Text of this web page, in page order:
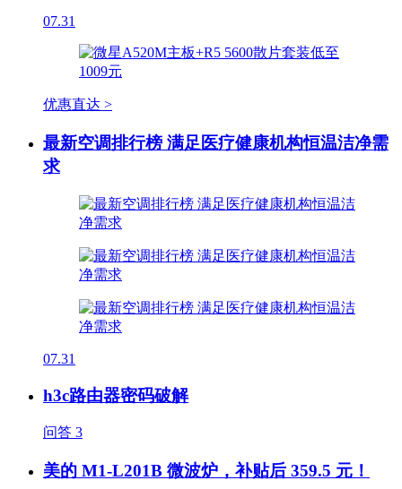
07.31
优惠直达 >
最新空调排行榜 满足医疗健康机构恒温洁净需
求
07.31
h3c路由器密码破解
问答 3
美的 M1-L201B 微波炉，补贴后 359.5 元！